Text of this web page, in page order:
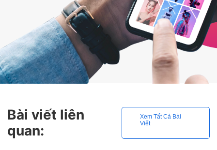
Bài viết liên
quan:
Xem Tất Cả Bài
Viết